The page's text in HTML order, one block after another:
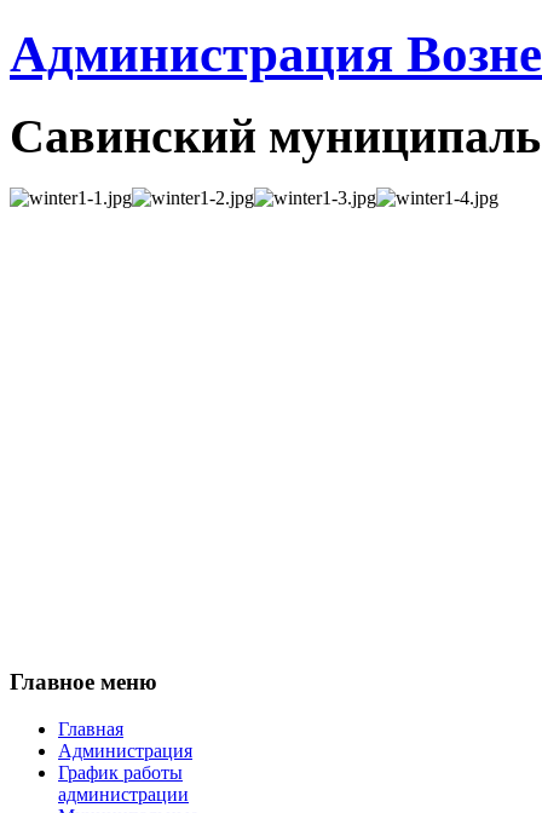
Администрация
Савинский
Главное меню
Главная
Администрация
График работы
администрации